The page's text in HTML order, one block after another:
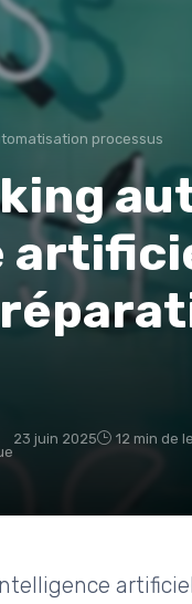
processus
23 juin 2025 12 min de